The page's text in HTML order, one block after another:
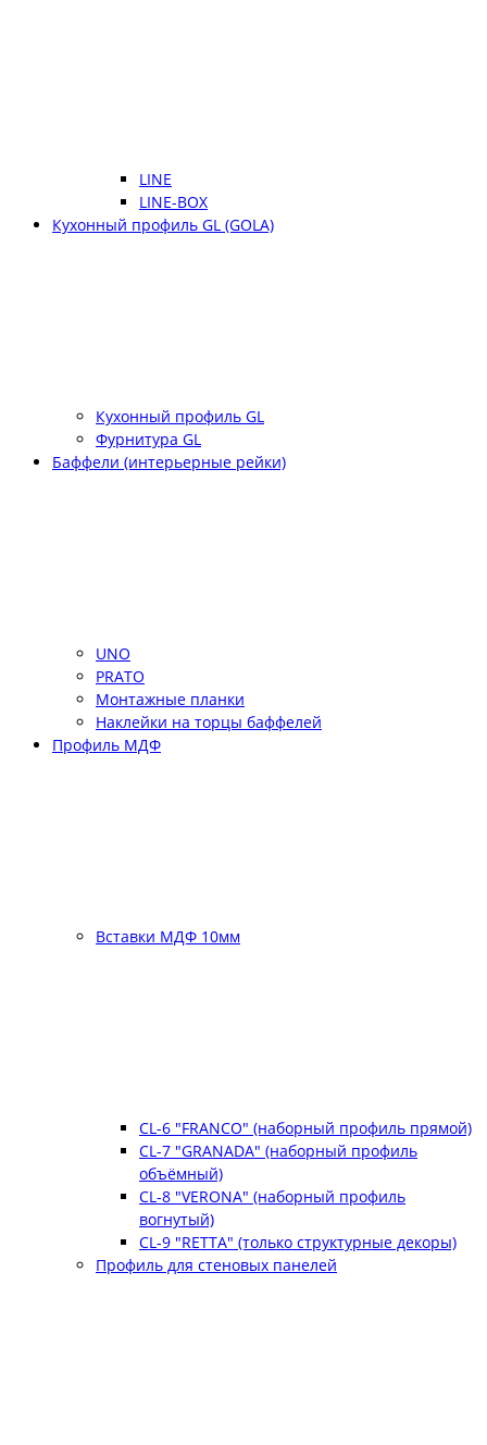
LINE
LINE-BOX
Кухонный профиль GL (GOLA)
Кухонный профиль GL
Фурнитура GL
Баффели (интерьерные рейки)
UNO
PRATO
Монтажные планки
Наклейки на торцы баффелей
Профиль МДФ
Вставки МДФ 10мм
CL-6 "FRANCO" (наборный профиль прямой)
CL-7 "GRANADA" (наборный профиль
объёмный)
CL-8 "VERONA" (наборный профиль
вогнутый)
CL-9 "RETTA" (только структурные декоры)
Профиль для стеновых панелей